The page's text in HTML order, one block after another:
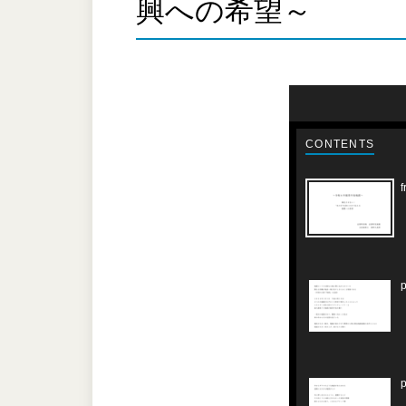
興への希望～
CONTENTS